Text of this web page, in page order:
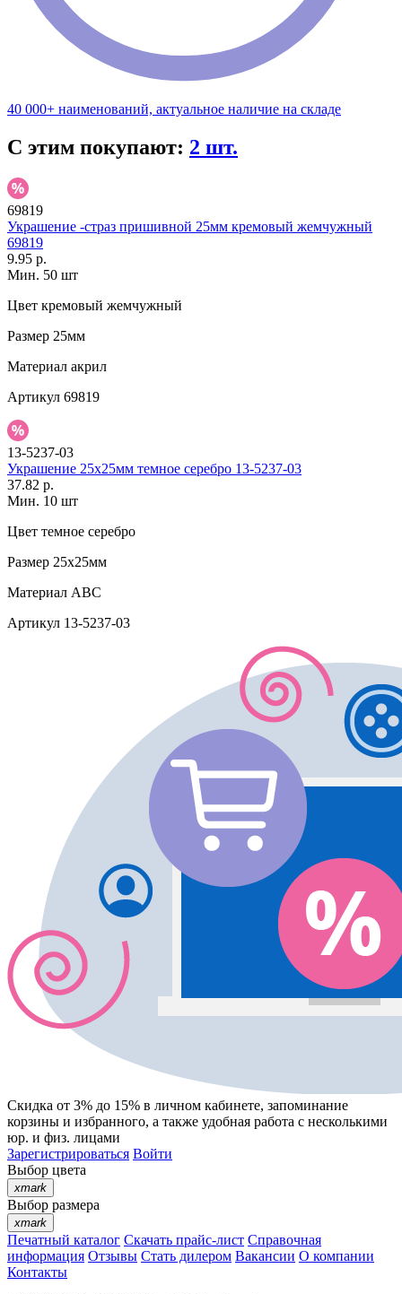
40 000+ наименований, актуальное наличие на складе
С этим покупают: 2 шт.
69819
Украшение -страз пришивной 25мм кремовый жемчужный
69819
9.95 р.
Мин. 50 шт
Цвет кремовый жемчужный
Размер 25мм
Материал акрил
Артикул 69819
13-5237-03
Украшение 25х25мм темное серебро 13-5237-03
37.82 р.
Мин. 10 шт
Цвет темное серебро
Размер 25х25мм
Материал АВС
Артикул 13-5237-03
Скидка от 3% до 15% в личном кабинете, запоминание
корзины и избранного, а также удобная работа с несколькими
юр. и физ. лицами
Зарегистрироваться Войти
Выбор цвета
xmark
Выбор размера
xmark
Печатный каталог Скачать прайс-лист Справочная
информация Отзывы Стать дилером Вакансии О компании
Контакты